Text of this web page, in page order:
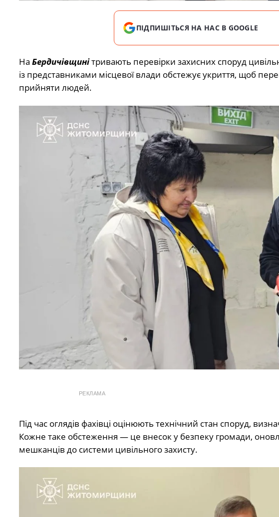
ПІДПИШІТЬСЯ НА НАС В GOOGLE
На Бердичівщинітривають перевірки захисних споруд
із представниками місцевої влади обстежує укриття, щоб
прийняти людей.
РЕКЛАМА
Під час оглядів фахівці оцінюють технічний стан споруд,
Кожне таке обстеження — це внесок у безпеку громади,
мешканців до системи цивільного захисту.